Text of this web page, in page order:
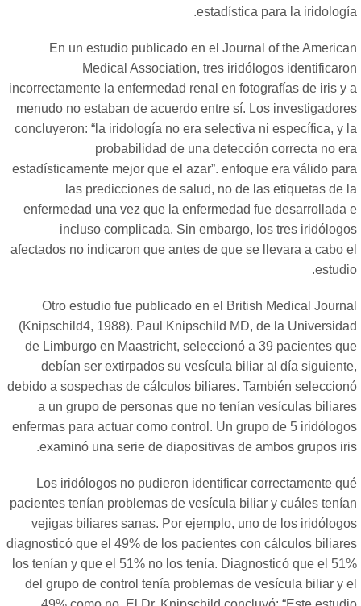
estadística para la
En un estudio publicado en el Journal of the
Medical Association, tres iridólogos
incorrectamente la enfermedad renal en fotografías de iris y
menudo no estaban de acuerdo entre sí. Los
concluyeron: “ la iridología no era selectiva ni específica, y
probabilidad de una detección correcta no
estadísticamente mejor que el azar ”. enfoque era válido
las predicciones de salud, no de las etiquetas de
enfermedad una vez que la enfermedad fue desarrollada
incluso complicada. Sin embargo, los tres
afectados no indicaron que antes de que se llevara a cabo
Otro estudio fue publicado en el British Medical
(Knipschild4, 1988). Paul Knipschild MD, de la
de Limburgo en Maastricht, seleccionó a 39 pacientes
debían ser extirpados su vesícula biliar al día
debido a sospechas de cálculos biliares. También
a un grupo de personas que no tenían vesículas
enfermas para actuar como control. Un grupo de 5
examinó una serie de diapositivas de ambos grupos
Los iridólogos no pudieron identificar correctamente
pacientes tenían problemas de vesícula biliar y cuáles
vejigas biliares sanas. Por ejemplo, uno de los
diagnosticó que el 49% de los pacientes con cálculos
los tenían y que el 51% no los tenía. Diagnosticó que el
del grupo de control tenía problemas de vesícula biliar y